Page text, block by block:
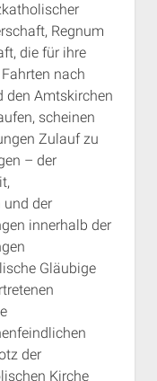
Regnum
die für ihre
nach
den Amtskirchen
scheinen
Zulauf zu
– der
der
innerhalb der
Gläubige
der
Kirche